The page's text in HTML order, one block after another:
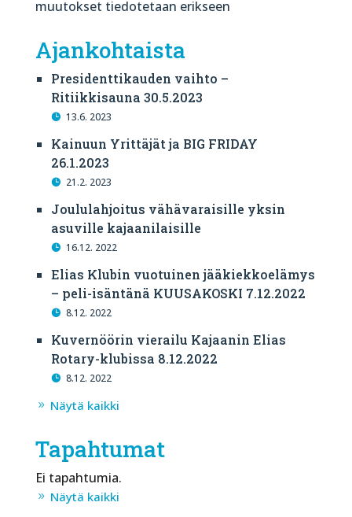
muutokset tiedotetaan erikseen
Ajankohtaista
Presidenttikauden vaihto –
Ritiikkisauna 30.5.2023
13.6. 2023
Kainuun Yrittäjät ja BIG FRIDAY
26.1.2023
21.2. 2023
Joululahjoitus vähävaraisille yksin
asuville kajaanilaisille
16.12. 2022
Elias Klubin vuotuinen jääkiekkoelämys
– peli-isäntänä KUUSAKOSKI 7.12.2022
8.12. 2022
Kuvernöörin vierailu Kajaanin Elias
Rotary-klubissa 8.12.2022
8.12. 2022
Näytä kaikki
Tapahtumat
Ei tapahtumia.
Näytä kaikki